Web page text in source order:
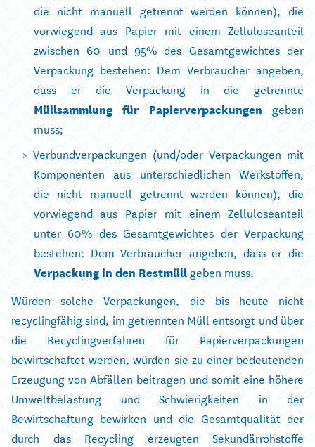
die nicht manuell getrennt werden können), die
vorwiegend aus Papier mit einem Zelluloseanteil
zwischen 60 und 95% des Gesamtgewichtes der
Verpackung bestehen: Dem Verbraucher angeben,
dass er die Verpackung in die getrennte
Müllsammlung für Papierverpackungen geben
muss;
Verbundverpackungen (und/oder Verpackungen mit
Komponenten aus unterschiedlichen Werkstoffen,
die nicht manuell getrennt werden können), die
vorwiegend aus Papier mit einem Zelluloseanteil
unter 60% des Gesamtgewichtes der Verpackung
bestehen: Dem Verbraucher angeben, dass er die
Verpackung in den Restmüllgeben muss.
Würden solche Verpackungen, die bis heute nicht
recyclingfähig sind, im getrennten Müll entsorgt und über
die Recyclingverfahren für Papierverpackungen
bewirtschaftet werden, würden sie zu einer bedeutenden
Erzeugung von Abfällen beitragen und somit eine höhere
Umweltbelastung und Schwierigkeiten in der
Bewirtschaftung bewirken und die Gesamtqualität der
durch das Recycling erzeugten Sekundärrohstoffe